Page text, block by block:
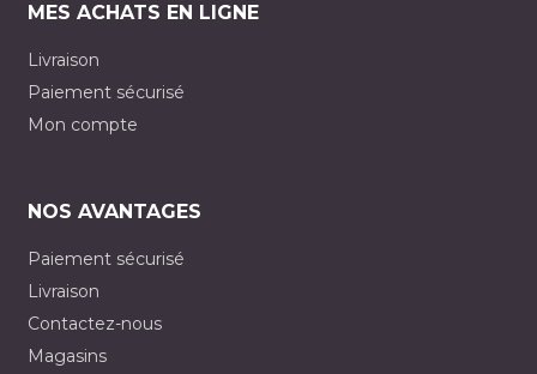
MES ACHATS EN LIGNE
Livraison
Paiement sécurisé
Mon compte
NOS AVANTAGES
Paiement sécurisé
Livraison
Contactez-nous
Magasins